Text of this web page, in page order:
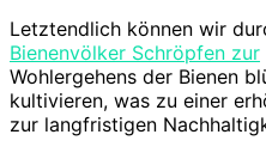
Letztendlich können wir
Bienenvölker Schröpfen zur
Wohlergehens der Bienen
kultivieren, was zu einer
zur langfristigen